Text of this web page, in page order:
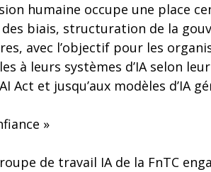
humaine occupe une place
biais, structuration de la
avec l’objectif pour les
à leurs systèmes d’IA selon
et jusqu’aux modèles d’IA
»
de travail IA de la FnTC